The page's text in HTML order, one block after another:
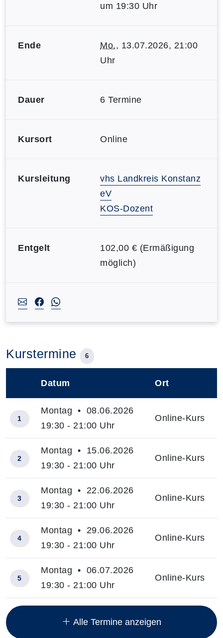
um 19:30 Uhr
Ende Mo., 13.07.2026, 21:00
Uhr
Dauer 6 Termine
Kursort Online
Kursleitung
vhs Landkreis Konstanz
eV
KOS-Dozent
Entgelt
102,00 € (Ermäßigung
möglich)
Kurstermine 6
Insgesamt gibt es 6 Termine zum diesen Kurs
Datum Ort
1
Montag • 08.06.2026
19:30 - 21:00 Uhr
Online-Kurs
2
Montag • 15.06.2026
19:30 - 21:00 Uhr
Online-Kurs
3
Montag • 22.06.2026
19:30 - 21:00 Uhr
Online-Kurs
4
Montag • 29.06.2026
19:30 - 21:00 Uhr
Online-Kurs
5
Montag • 06.07.2026
19:30 - 21:00 Uhr
Online-Kurs
Alle Termine anzeigen